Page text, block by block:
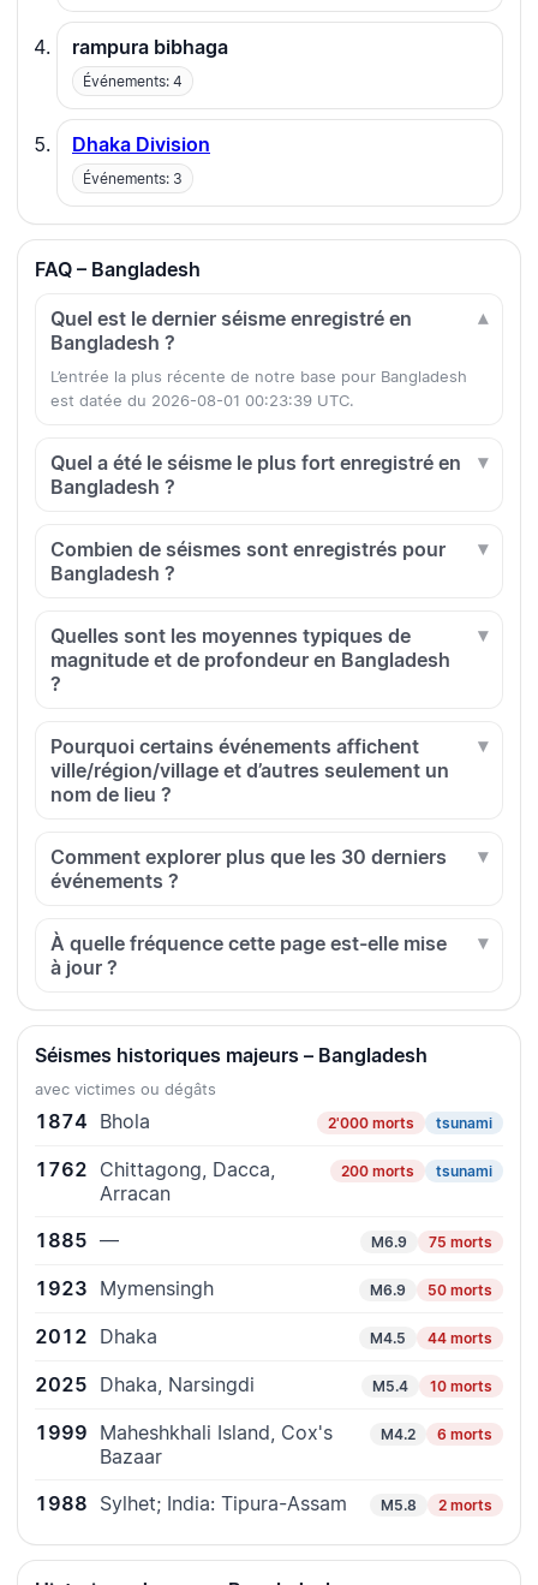
rampura bibhaga
Événements: 4
Dhaka Division
Événements: 3
FAQ – Bangladesh
Quel est le dernier séisme enregistré en
Bangladesh ?
L’entrée la plus récente de notre base pour Bangladesh
est datée du 2026-08-01 00:23:39 UTC.
Quel a été le séisme le plus fort enregistré en
Bangladesh ?
Combien de séismes sont enregistrés pour
Bangladesh ?
Quelles sont les moyennes typiques de
magnitude et de profondeur en Bangladesh
?
Pourquoi certains événements affichent
ville/région/village et d’autres seulement un
nom de lieu ?
Comment explorer plus que les 30 derniers
événements ?
À quelle fréquence cette page est-elle mise
à jour ?
Séismes historiques majeurs – Bangladesh
avec victimes ou dégâts
1874 Bhola 2'000 morts tsunami
1762 Chittagong, Dacca,
Arracan
200 morts tsunami
1885 — M6.9 75 morts
1923 Mymensingh M6.9 50 morts
2012 Dhaka M4.5 44 morts
2025 Dhaka, Narsingdi M5.4 10 morts
1999 Maheshkhali Island, Cox's
Bazaar
M4.2 6 morts
1988 Sylhet; India: Tipura-Assam M5.8 2 morts